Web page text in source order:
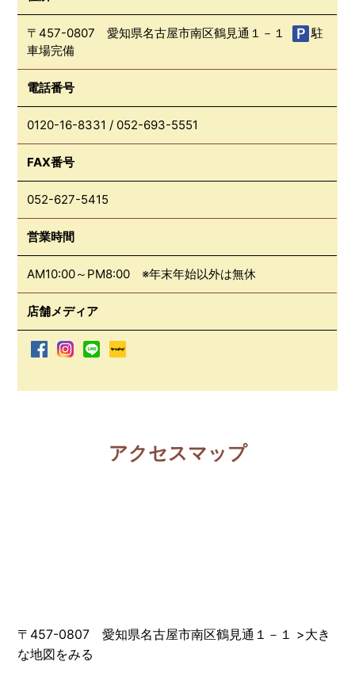
〒457-0807 愛知県名古屋市南区鶴見通１－１
駐
車場完備
電話番号
0120-16-8331 / 052-693-5551
FAX番号
052-627-5415
営業時間
AM10:00～PM8:00 ※年末年始以外は無休
店舗メディア
アクセスマップ
〒457-0807 愛知県名古屋市南区鶴見通１－１ >大き
な地図をみる